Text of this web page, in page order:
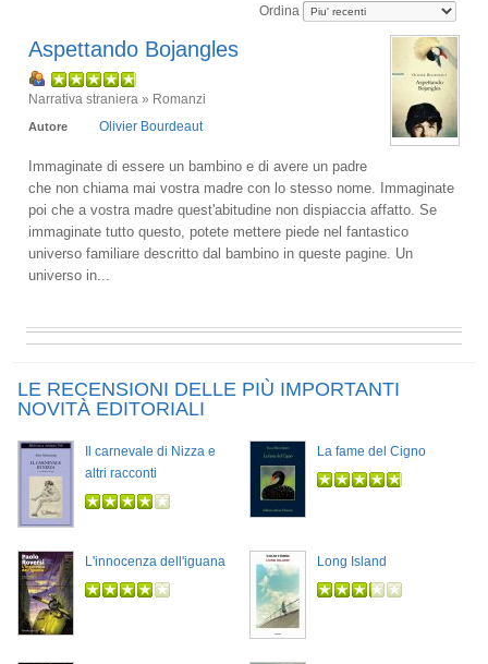
Ordina
Aspettando Bojangles
Narrativa straniera » Romanzi
Autore Olivier Bourdeaut
Immaginate di essere un bambino e di avere un padre
che non chiama mai vostra madre con lo stesso nome. Immaginate
poi che a vostra madre quest'abitudine non dispiaccia affatto. Se
immaginate tutto questo, potete mettere piede nel fantastico
universo familiare descritto dal bambino in queste pagine. Un
universo in...
LE RECENSIONI DELLE PIÙ IMPORTANTI
NOVITÀ EDITORIALI
Il carnevale di Nizza e
altri racconti
La fame del Cigno
L'innocenza dell'iguana Long Island